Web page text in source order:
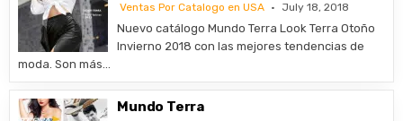
Ventas Por Catalogo en USA July 18, 2018
Nuevo catálogo Mundo Terra Look Terra Otoño
Invierno 2018 con las mejores tendencias de
moda. Son más…
Mundo Terra